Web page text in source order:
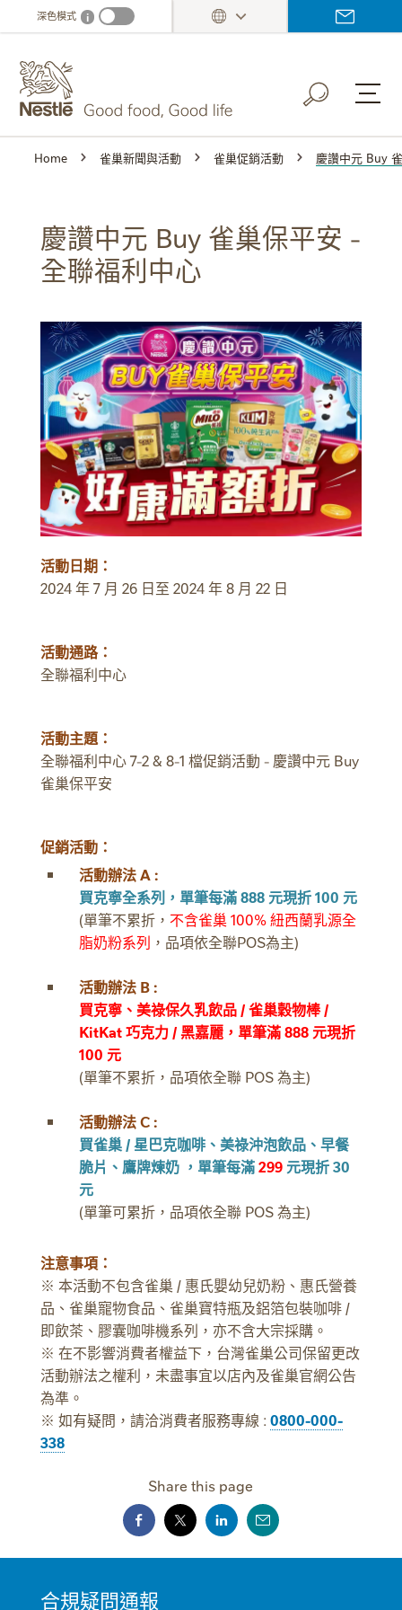
to
content
深色模式 iDark mode info
Home 雀巢新聞與活動 雀巢促銷活動 慶讚中元 Buy
慶讚中元 Buy 雀巢保平安 -
全聯福利中心
活動日期：
2024 年 7 月 26 日至 2024 年 8 月 22 日
活動通路：
全聯福利中心
活動主題：
全聯福利中心 7-2 & 8-1 檔促銷活動 - 慶讚中元 Buy
雀巢保平安
促銷活動：
活動辦法 A :
買克寧全系列，單筆每滿 888 元現折 100 元
(單筆不累折， 不含雀巢 100% 紐西蘭乳源全
脂奶粉系列 ，品項依全聯POS為主)
活動辦法 B :
買克寧、美祿保久乳飲品 / 雀巢穀物棒 /
KitKat 巧克力 / 黑嘉麗，單筆滿 888 元現折
100 元
(單筆不累折，品項依全聯 POS 為主)
活動辦法 C :
買雀巢 / 星巴克咖啡、美祿沖泡飲品、早餐
脆片、鷹牌煉奶 ，單筆每滿299 元現折 30
元
(單筆可累折，品項依全聯 POS 為主)
注意事項：
※ 本活動不包含雀巢 / 惠氏嬰幼兒奶粉、惠氏營養
品、雀巢寵物食品、雀巢寶特瓶及鋁箔包裝咖啡 /
即飲茶、膠囊咖啡機系列，亦不含大宗採購。
※ 在不影響消費者權益下，台灣雀巢公司保留更改
活動辦法之權利，未盡事宜以店內及雀巢官網公告
為準。
※ 如有疑問，請洽消費者服務專線 :0800-000-
338
Share this page
FOOTER
合規疑問通報